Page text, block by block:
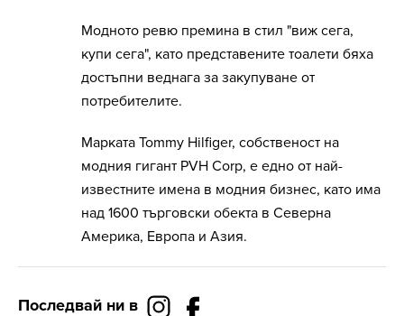
Модното ревю премина в стил "виж сега,
купи сега", като представените тоалети бяха
достъпни веднага за закупуване от
потребителите.
Марката Tommy Hilfiger, собственост на
модния гигант PVH Corp, е едно от най-
известните имена в модния бизнес, като има
над 1600 търговски обекта в Северна
Америка, Европа и Азия.
Последвай ни в